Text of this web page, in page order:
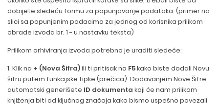
dobijete sledeću formu za popunjavanje podataka. (primer na
slici sa popunjenim podacima za jednog od korisnika prilikom
obrade izvoda br. 1 - u nastavku teksta)
Prilikom arhiviranja izvoda potrebno je uraditi sledeće:
1. Klik na + (Nova Šifra)ili ti pritisak na F5kako biste dodali Novu
šifru putem funkcijske tipke (prečica). Dodavanjem Nove Šifre
automatski generišete ID dokumenta koji će nam prilikom
knjiženja biti od ključnog značaja kako bismo uspešno povezali